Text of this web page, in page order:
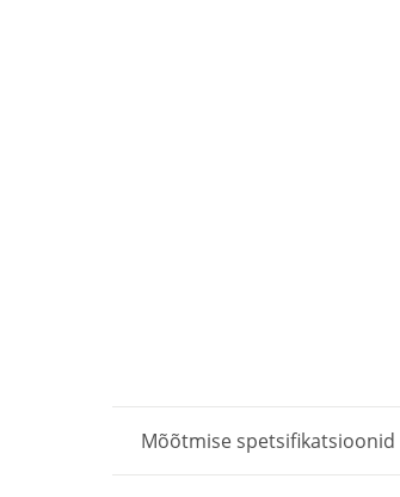
Mõõtmise spetsifikatsioonid